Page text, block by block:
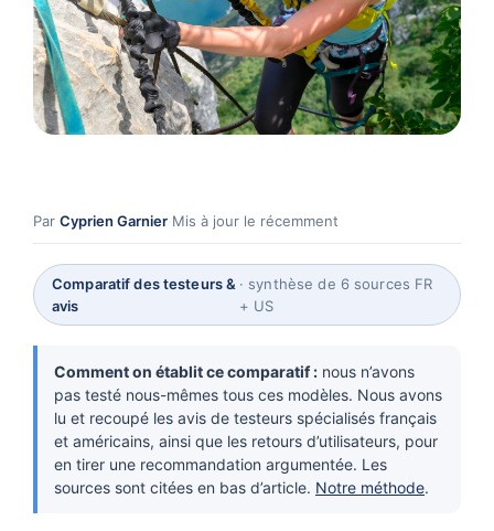
Par Cyprien Garnier Mis à jour le récemment
Comparatif des testeurs &
avis
· synthèse de 6 sources FR
+ US
Comment on établit ce comparatif : nous n’avons
pas testé nous-mêmes tous ces modèles. Nous avons
lu et recoupé les avis de testeurs spécialisés français
et américains, ainsi que les retours d’utilisateurs, pour
en tirer une recommandation argumentée. Les
sources sont citées en bas d’article. Notre méthode.